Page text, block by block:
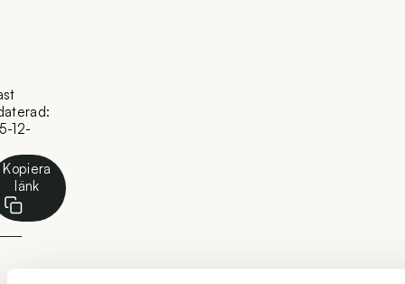
12-
Kopiera
länk